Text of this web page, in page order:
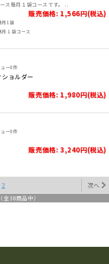
ス毎月１袋コースです。 ..
販売価格: 1,566円(税込)
月1袋
１袋コース
ュー0件
ョルダー
販売価格: 1,980円(税込)
ュー0件
販売価格: 3,240円(税込)
2 次へ
全38商品中）